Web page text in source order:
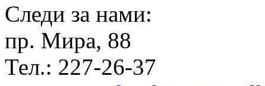
Следи за нами:
пр. Мира, 88
Тел.: 227-26-37